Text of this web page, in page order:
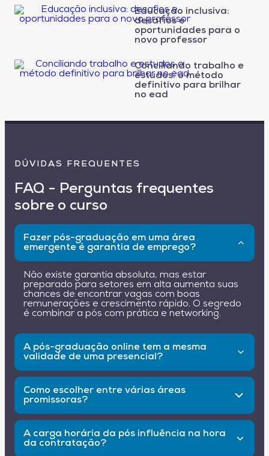
Educação inclusiva:
desafios e
oportunidades para o
novo professor
Conciliando trabalho e
estudos: o método
definitivo para brilhar
no ead
DÚVIDAS FREQUENTES
FAQ - Perguntas frequentes
sobre o curso
Fazer pós-graduação em uma área
emergente é garantia de emprego?
Não existe garantia absoluta, mas estar
preparado para setores em alta aumenta suas
chances de encontrar vagas com boas
remunerações e crescimento rápido. O segredo
é combinar a pós com prática e networking.
A pós-graduação online tem a mesma
validade de uma presencial?
Sim, desde que o curso seja reconhecido pelo
MEC e ofereça qualidade de ensino. O mercado
cada vez mais reconhece e valoriza formações
EAD.
Como escolher entre várias áreas
promissoras?
Avalie seus interesses pessoais, habilidades que
deseja desenvolver e tendências setoriais.
Pesquise também sobre a rotina de cada
profissão para ver se combina com seu perfil.
A carga horária da pós influência na hora
da contratação?